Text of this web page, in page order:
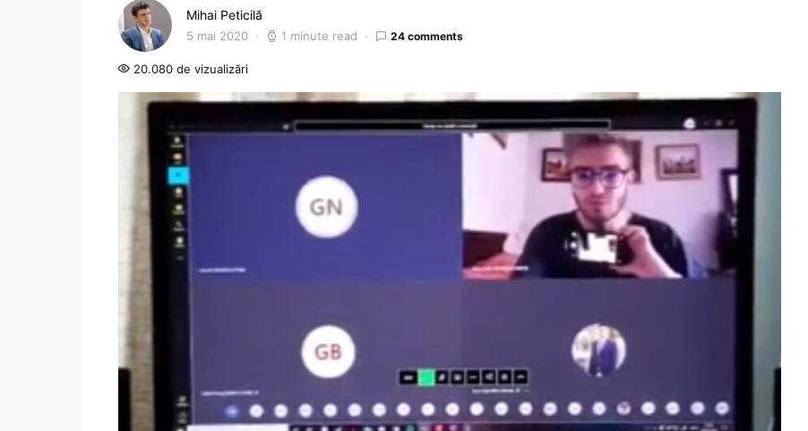
Mihai Peticilă
5 mai 2020 1 minute read 24 comments
20.080 de vizualizări